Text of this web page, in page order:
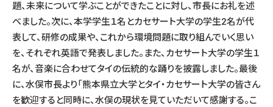
題、未来について学ぶことができたことに対し、市長にお礼を述
べました。次に、本学学生１名とカセサート大学の学生2名が代
表して、研修の成果や、これから環境問題に取り組んでいく思い
を、それぞれ英語で発表しました。また、カセサート大学の学生１
名が、音楽に合わせてタイの伝統的な踊りを披露しました。最後
に、水俣市長より「熊本県立大学とタイ・カセサート大学の皆さん
を歓迎すると同時に、水俣の現状を見ていただいて感謝する。こ